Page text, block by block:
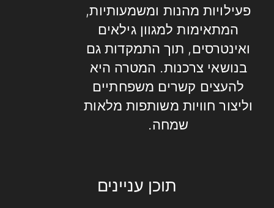
פעילויות מהנות ומשמעותיות,
המתאימות למגוון גילאים
ואינטרסים, תוך התמקדות גם
בנושאי צרכנות. המטרה היא
להעצים קשרים משפחתיים
וליצור חוויות משותפות מלאות
שמחה.
תוכן עניינים